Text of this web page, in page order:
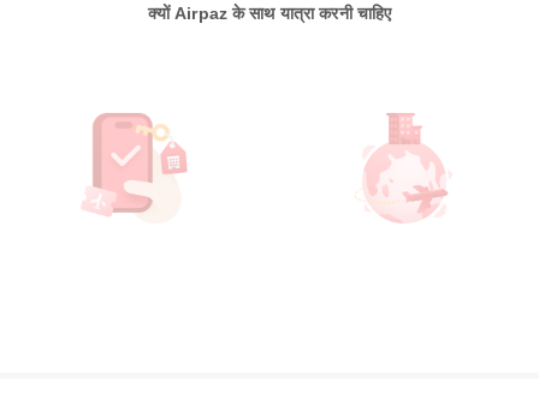
क्यों Airpaz के साथ यात्रा करनी चाहिए